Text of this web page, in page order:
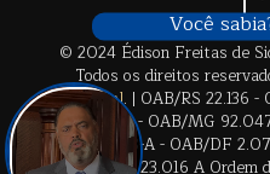
© 2024 Édison Freitas de
Todos os direitos
Digital. | OAB/RS 22.136 -
28.659-A - OAB/MG
17.2838-A - OAB/DF
OAB/BA 23.016 A Ordem
Você